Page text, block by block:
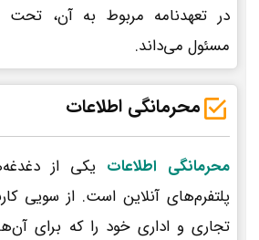
در تعهدنامه مربوط به آن، تحت
مسئول می‌داند.
محرمانگی اطلاعات
محرمانگی اطلاعات یکی از
پلتفرم‌های آنلاین است. از سویی
تجاری و اداری خود را که برای